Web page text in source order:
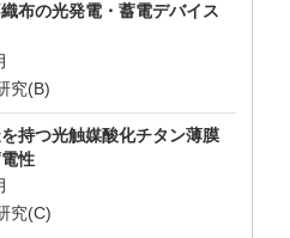
布の光発電・蓄電デバイス
究(B)
持つ光触媒酸化チタン薄膜
性
究(C)